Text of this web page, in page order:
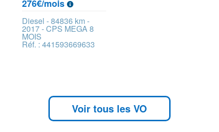
276€/mois
Diesel - 84836 km -
2017 - CPS MEGA 8
MOIS
Réf. : 441593669633
Voir tous les VO